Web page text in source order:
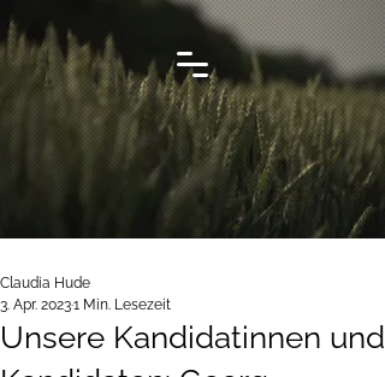
Unsere Kandidatinnen und
Claudia Hude
3. Apr. 20231 Min. Lesezeit